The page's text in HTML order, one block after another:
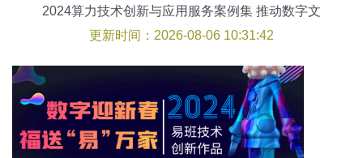
2024算力技术创新与应用服务案例集 推动数字文
化创意内容应用新潮流
更新时间：2026-08-06 10:31:42